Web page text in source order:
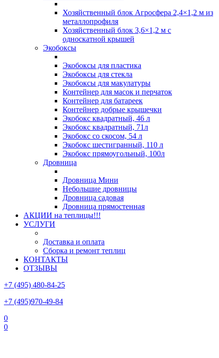
Хозяйственный блок Агросфера 2,4×1,2 м из
металлопрофиля
Хозяйственный блок 3,6×1,2 м с
односкатной крышей
Экобоксы
Экобоксы для пластика
Экобоксы для стекла
Экобоксы для макулатуры
Контейнер для масок и перчаток
Контейнер для батареек
Контейнер добрые крышечки
Экобокс квадратный, 46 л
Экобокс квадратный, 71л
Экобокс со скосом, 54 л
Экобокс шестигранный, 110 л
Экобокс прямоугольный, 100л
Дровница
Дровница Мини
Небольшие дровницы
Дровница садовая
Дровница прямостенная
АКЦИИ на теплицы!!!
УСЛУГИ
Доставка и оплата
Сборка и ремонт теплиц
КОНТАКТЫ
ОТЗЫВЫ
+7 (495) 480-84-25
+7 (495)970-49-84
0
0